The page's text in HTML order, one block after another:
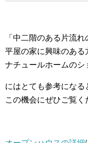
「中二階のある片流
平屋の家に興味のある
ナチュールホームの
にはとても参考になる
この機会にぜひご覧く